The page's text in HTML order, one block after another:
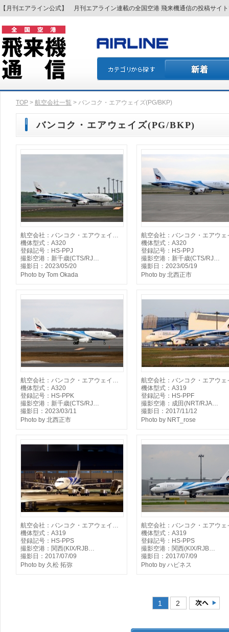
【月刊エアライン公式】 月刊エアライン連載の全国空港 飛来機通信の投稿サイ
TOP > 航空会社一覧 > バンコク・エアウェイズ(PG/BKP)
バンコク・エアウェイズ(PG/BKP)
航空会社：バンコク・エアウェイ…
機体型式：A320
登録記号：HS-PPJ
撮影空港：新千歳(CTS/RJ…
撮影日：2023/05/20
Photo by Tom Okada
航空会社：バンコク・エアウ
機体型式：A320
登録記号：HS-PPJ
撮影空港：新千歳(CTS/RJ…
撮影日：2023/05/19
Photo by 北西正市
航空会社：バンコク・エアウェイ…
機体型式：A320
登録記号：HS-PPK
撮影空港：新千歳(CTS/RJ…
撮影日：2023/03/11
Photo by 北西正市
航空会社：バンコク・エアウ
機体型式：A319
登録記号：HS-PPF
撮影空港：成田(NRT/RJA…
撮影日：2017/11/12
Photo by NRT_rose
航空会社：バンコク・エアウェイ…
機体型式：A319
登録記号：HS-PPS
撮影空港：関西(KIX/RJB…
撮影日：2017/07/09
Photo by 久松 拓弥
航空会社：バンコク・エアウ
機体型式：A319
登録記号：HS-PPS
撮影空港：関西(KIX/RJB…
撮影日：2017/07/09
Photo by ハピネス
1 2